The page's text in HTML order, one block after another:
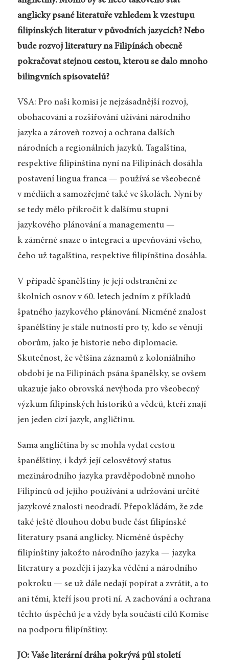
anglicky psané literatuře vzhledem k vzestupu
filipínských literatur v původních jazycích? Nebo
bude rozvoj literatury na Filipínách obecně
pokračovat stejnou cestou, kterou se dalo mnoho
bilingvních spisovatelů?
VSA: Pro naši komisi je nejzásadnější rozvoj,
obohacování a rozšiřování užívání národního
jazyka a zároveň rozvoj a ochrana dalších
národních a regionálních jazyků. Tagalština,
respektive filipínština nyní na Filipínách dosáhla
postavení lingua franca — používá se všeobecně
v médiích a samozřejmě také ve školách. Nyní by
se tedy mělo přikročit k dalšímu stupni
jazykového plánování a managementu —
k záměrné snaze o integraci a upevňování všeho,
čeho už tagalština, respektive filipínština dosáhla.
V případě španělštiny je její odstranění ze
školních osnov v 60. letech jedním z příkladů
špatného jazykového plánování. Nicméně znalost
španělštiny je stále nutností pro ty, kdo se věnují
oborům, jako je historie nebo diplomacie.
Skutečnost, že většina záznamů z koloniálního
období je na Filipínách psána španělsky, se ovšem
ukazuje jako obrovská nevýhoda pro všeobecný
výzkum filipínských historiků a vědců, kteří znají
jen jeden cizí jazyk, angličtinu.
Sama angličtina by se mohla vydat cestou
španělštiny, i když její celosvětový status
mezinárodního jazyka pravděpodobně mnoho
Filipínců od jejího používání a udržování určité
jazykové znalosti neodradí. Přepokládám, že zde
také ještě dlouhou dobu bude část filipínské
literatury psaná anglicky. Nicméně úspěchy
filipínštiny jakožto národního jazyka — jazyka
literatury a později i jazyka vědění a národního
pokroku — se už dále nedají popírat a zvrátit, a to
ani těmi, kteří jsou proti ní. A zachování a ochrana
těchto úspěchů je a vždy byla součástí cílů Komise
na podporu filipínštiny.
JO: Vaše literární dráha pokrývá půl století